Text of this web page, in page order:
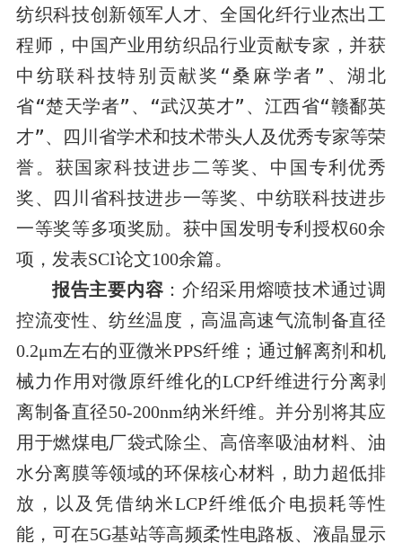
纺织科技创新领军人才、全国化纤行业杰出工
程师，中国产业用纺织品行业贡献专家，并获
中纺联科技特别贡献奖“桑麻学者”、湖北
省“楚天学者”、“武汉英才”、江西省“赣鄱英
才”、四川省学术和技术带头人及优秀专家等荣
誉。获国家科技进步二等奖、中国专利优秀
奖、四川省科技进步一等奖、中纺联科技进步
一等奖等多项奖励。获中国发明专利授权60余
项，发表SCI论文100余篇。
报告主要内容 ：介绍采用熔喷技术通过调
控流变性、纺丝温度，高温高速气流制备直径
0.2μm左右的亚微米PPS纤维；通过解离剂和机
械力作用对微原纤维化的LCP纤维进行分离剥
离制备直径50-200nm纳米纤维。并分别将其应
用于燃煤电厂袋式除尘、高倍率吸油材料、油
水分离膜等领域的环保核心材料，助力超低排
放，以及凭借纳米LCP纤维低介电损耗等性
能，可在5G基站等高频柔性电路板、液晶显示